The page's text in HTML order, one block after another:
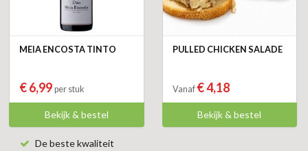
MEIA ENCOSTA TINTO
€ 6,99 per stuk
Bekijk & bestel
PULLED CHICKEN SALADE
Vanaf € 4,18
Bekijk & bestel
De beste kwaliteit